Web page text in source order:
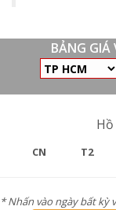
BẢNG GIÁ
CN T2
* Nhấn vào ngày bất kỳ